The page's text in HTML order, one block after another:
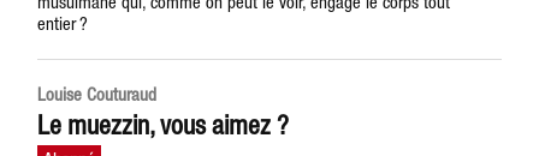
entier ?
Louise Couturaud
Le muezzin, vous aimez ?